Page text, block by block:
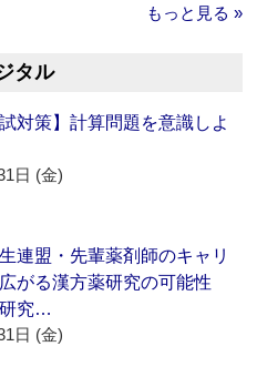
もっと見る »
タル
試対策】計算問題を意識しよ
日 (金)
生連盟・先輩薬剤師のキャリ
がる漢方薬研究の可能性
究…
日 (金)